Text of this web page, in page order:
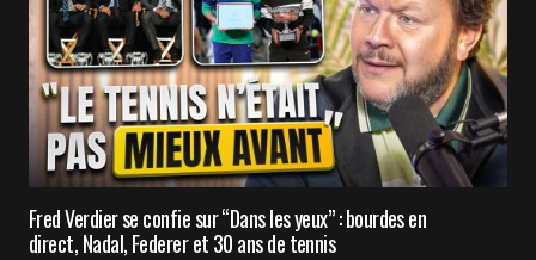
Fred Verdier se confie sur “Dans les yeux” : bourdes en
direct, Nadal, Federer et 30 ans de tennis